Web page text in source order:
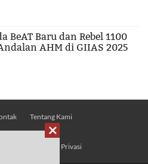
BeAT Baru dan Rebel 1100
AHM di GIIAS 2025
Tentang Kami
Kebijakan Privasi
